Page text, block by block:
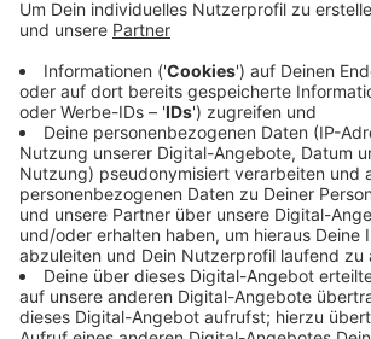
Anzeige
Die Bewohner hatten sich schon vorm
Feuerwehr ins Freie gerettet. Verletzt
und der Brand war schnell gelöscht.
Die Feuerwehr war mit rund 20
vier Fahrzeugen im Einsatz.
Anzeige